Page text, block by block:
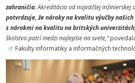
zahraničia.Akreditácia od najväčšej inžinierskej
potvrdzuje, že nároky na kvalitu výučby
s nárokmi na kvalitu na britských univerzitách
školstvo patrí medzi najlepšie na svete,“
Fakulty informatiky a informačných